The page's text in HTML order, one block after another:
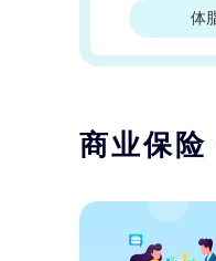
体
商业保险